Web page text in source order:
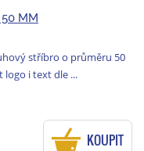
MM
stříbro o průměru 50
i text dle ...
KOUPIT